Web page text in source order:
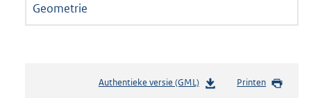
Geometrie
Authentieke versie (GML)b
Printen